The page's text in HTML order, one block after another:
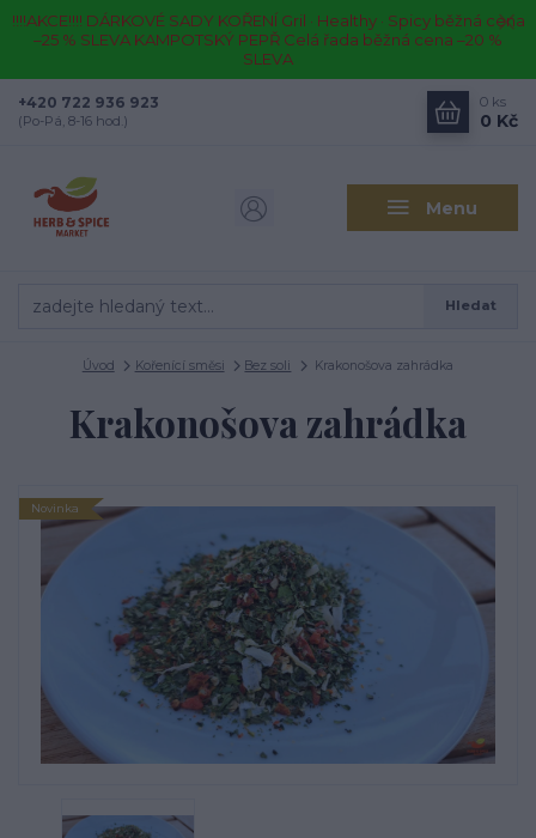
!!!!AKCE!!!! DÁRKOVÉ SADY KOŘENÍ Gril · Healthy · Spicy běžná cena
–25 % SLEVA KAMPOTSKÝ PEPŘ Celá řada běžná cena –20 %
SLEVA
Menu
Hledat
+420 722 936 923
(Po-Pá, 8-16 hod.)
0 ks
0 Kč
Úvod Kořenící směsi Bez soli Krakonošova zahrádka
Krakonošova zahrádka
Novinka